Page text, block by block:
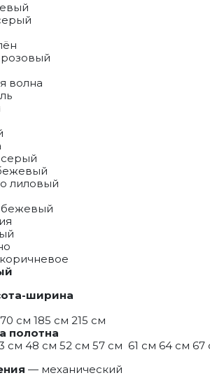
волна
серый
лиловый
бежевый
ширина
см 185 см 215 см
полотна
см 48 см 52 см 57 см 61 см 64 см 67
— механический